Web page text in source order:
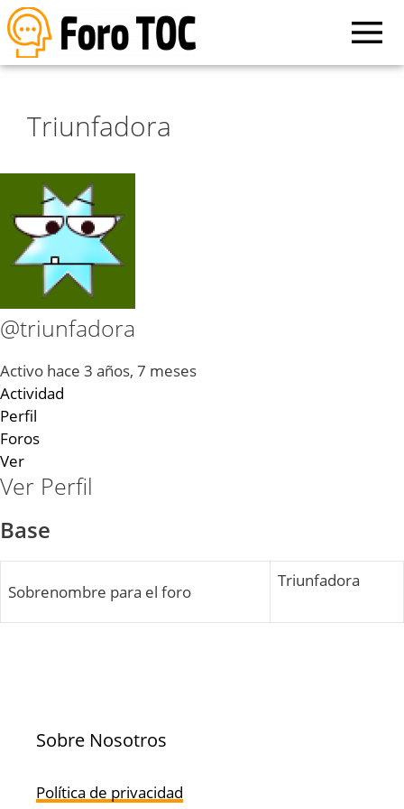
Triunfadora
@triunfadora
Activo hace 3 años, 7 meses
Actividad
Perfil
Foros
Ver
Ver Perfil
Base
Sobrenombre para el foro
Triunfadora
Sobre Nosotros
Política de privacidad